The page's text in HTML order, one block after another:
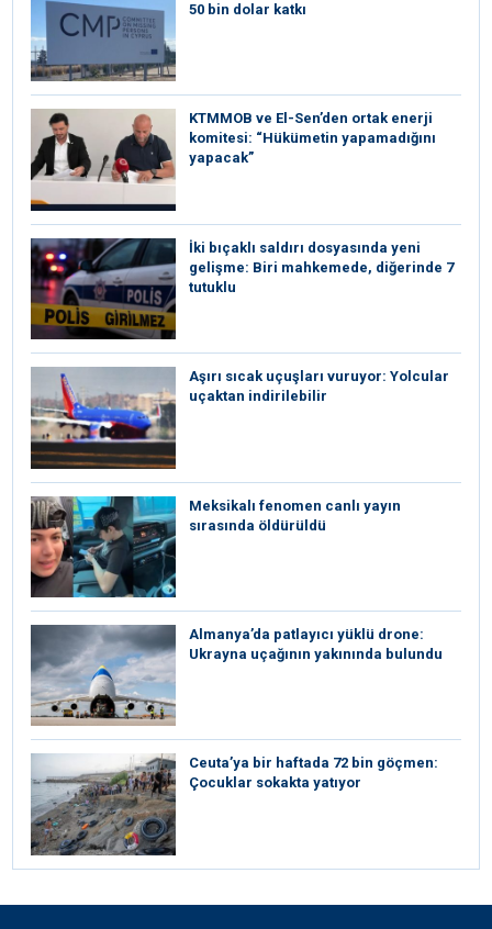
50 bin dolar katkı
KTMMOB ve El-Sen’den ortak enerji
komitesi: “Hükümetin yapamadığını
yapacak”
İki bıçaklı saldırı dosyasında yeni
gelişme: Biri mahkemede, diğerinde 7
tutuklu
Aşırı sıcak uçuşları vuruyor: Yolcular
uçaktan indirilebilir
Meksikalı fenomen canlı yayın
sırasında öldürüldü
Almanya’da patlayıcı yüklü drone:
Ukrayna uçağının yakınında bulundu
Ceuta’ya bir haftada 72 bin göçmen:
Çocuklar sokakta yatıyor